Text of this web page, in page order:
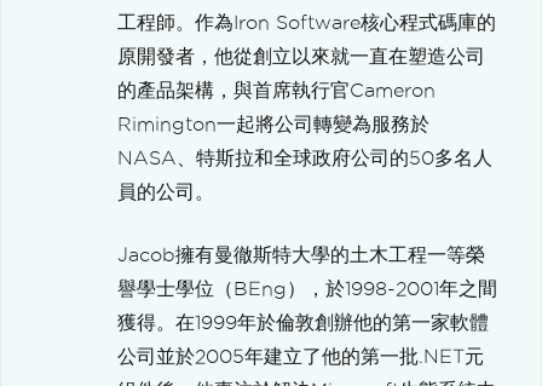
工程師。作為Iron Software核心程式碼庫的
原開發者，他從創立以來就一直在塑造公司
的產品架構，與首席執行官Cameron
Rimington一起將公司轉變為服務於
NASA、特斯拉和全球政府公司的50多名人
員的公司。
Jacob擁有曼徹斯特大學的土木工程一等榮
譽學士學位（BEng），於1998-2001年之間
獲得。在1999年於倫敦創辦他的第一家軟體
公司並於2005年建立了他的第一批.NET元